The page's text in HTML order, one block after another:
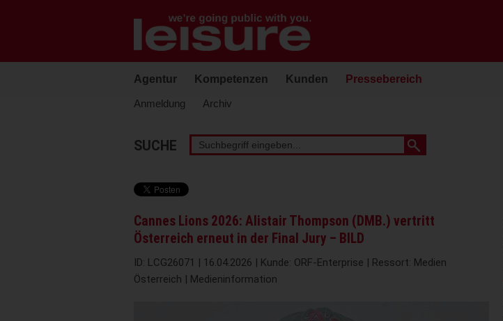
Bedienung
der
Webseite
Agentur Kompetenzen Kunden Pressebereich
Anmeldung Archiv
Stichwortsuche
SUCHE
Cannes Lions 2026: Alistair Thompson (DMB.) vertritt
Österreich erneut in der Final Jury – BILD
ID: LCG26071 | 16.04.2026 | Kunde: ORF-Enterprise | Ressort: Medien
Österreich | Medieninformation